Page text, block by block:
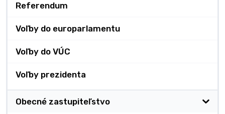
Referendum
Voľby do europarlamentu
Voľby do VÚC
Voľby prezidenta
Obecné zastupiteľstvo